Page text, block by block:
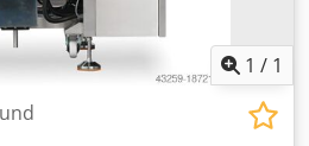
1 / 1